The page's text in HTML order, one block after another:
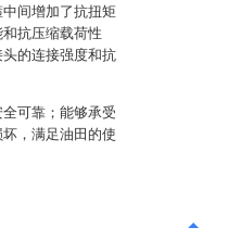
间增加了抗扭矩
抗压缩载荷性
的连接强度和抗
可靠；能够承受
，满足油田的使